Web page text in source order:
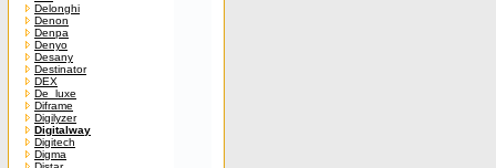
Delonghi
Denon
Denpa
Denyo
Desany
Destinator
DEX
De_luxe
Diframe
Digilyzer
Digitalway
Digitech
Digma